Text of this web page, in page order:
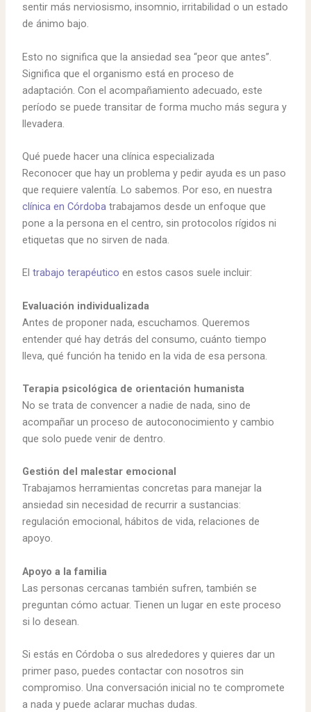
sentir más nerviosismo, insomnio, irritabilidad o un estado
de ánimo bajo.
Esto no significa que la ansiedad sea “peor que antes”.
Significa que el organismo está en proceso de
adaptación. Con el acompañamiento adecuado, este
período se puede transitar de forma mucho más segura y
llevadera.
Qué puede hacer una clínica especializada
Reconocer que hay un problema y pedir ayuda es un paso
que requiere valentía. Lo sabemos. Por eso, en nuestra
clínica en Córdoba trabajamos desde un enfoque que
pone a la persona en el centro, sin protocolos rígidos ni
etiquetas que no sirven de nada.
El trabajo terapéutico en estos casos suele incluir:
Evaluación individualizada
Antes de proponer nada, escuchamos. Queremos
entender qué hay detrás del consumo, cuánto tiempo
lleva, qué función ha tenido en la vida de esa persona.
Terapia psicológica de orientación humanista
No se trata de convencer a nadie de nada, sino de
acompañar un proceso de autoconocimiento y cambio
que solo puede venir de dentro.
Gestión del malestar emocional
Trabajamos herramientas concretas para manejar la
ansiedad sin necesidad de recurrir a sustancias:
regulación emocional, hábitos de vida, relaciones de
apoyo.
Apoyo a la familia
Las personas cercanas también sufren, también se
preguntan cómo actuar. Tienen un lugar en este proceso
si lo desean.
Si estás en Córdoba o sus alrededores y quieres dar un
primer paso, puedes contactar con nosotros sin
compromiso. Una conversación inicial no te compromete
a nada y puede aclarar muchas dudas.